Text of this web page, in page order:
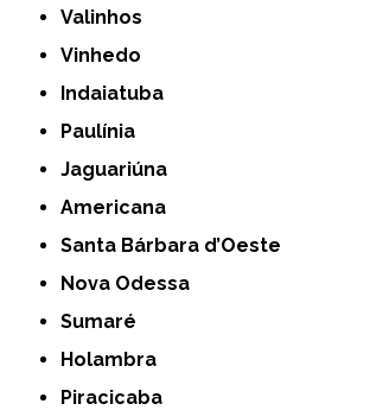
Valinhos
Vinhedo
Indaiatuba
Paulínia
Jaguariúna
Americana
Santa Bárbara d’Oeste
Nova Odessa
Sumaré
Holambra
Piracicaba